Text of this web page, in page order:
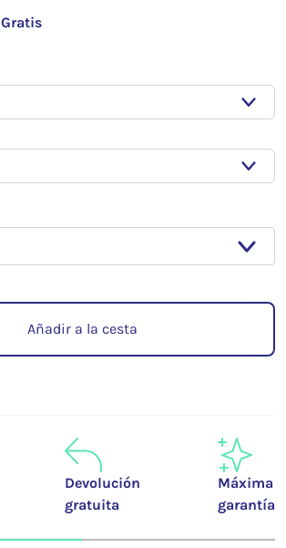
Gratis
Añadir a la cesta
Devolución
gratuita
Máxima
garantía